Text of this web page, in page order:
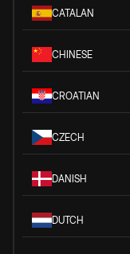
CATALAN
CHINESE
CROATIAN
CZECH
DANISH
DUTCH